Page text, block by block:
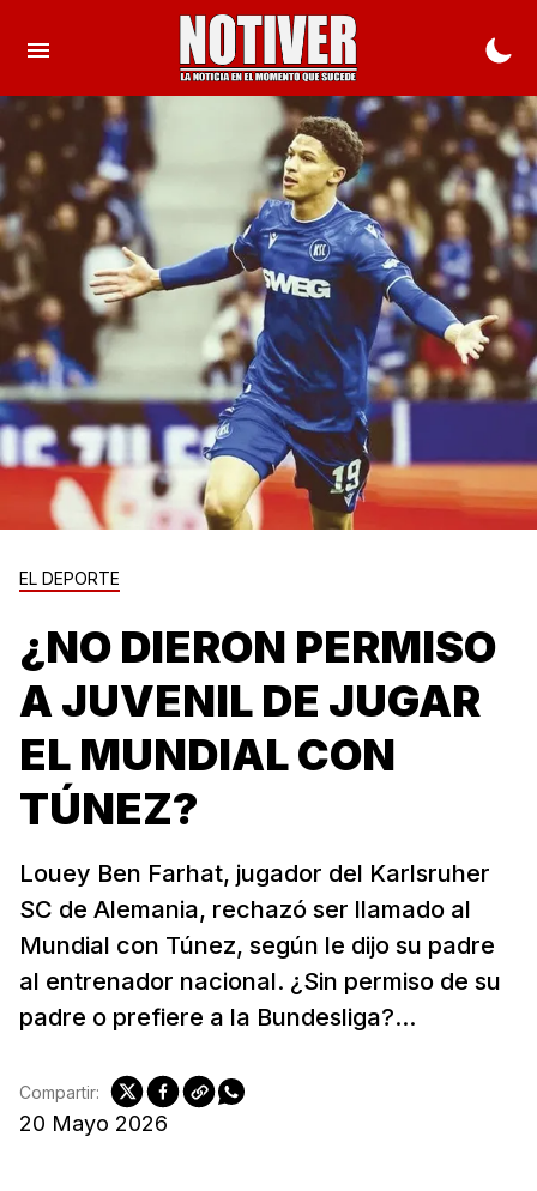
EL DEPORTE
¿NO DIERON PERMISO
A JUVENIL DE JUGAR
EL MUNDIAL CON
TÚNEZ?
Louey Ben Farhat, jugador del Karlsruher
SC de Alemania, rechazó ser llamado al
Mundial con Túnez, según le dijo su padre
al entrenador nacional. ¿Sin permiso de su
padre o prefiere a la Bundesliga?...
20 Mayo 2026
Compartir: